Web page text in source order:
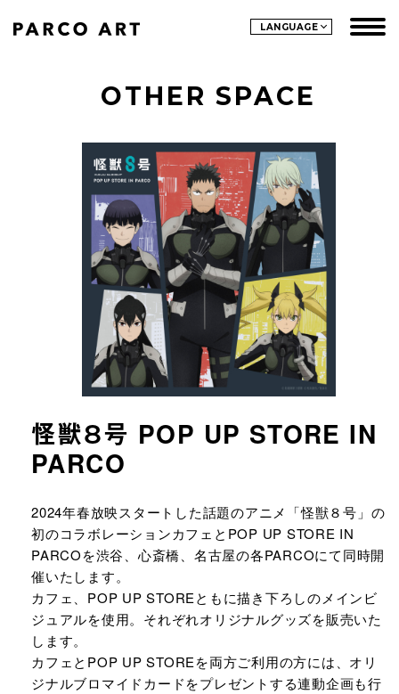
LANGUAGE
OTHER SPACE
怪獣８号 POP UP STORE IN
PARCO
URLをコピーする
2024年春放映スタートした話題のアニメ「怪獣８号」の
初のコラボレーションカフェとPOP UP STORE IN
PARCOを渋谷、心斎橋、名古屋の各PARCOにて同時開
催いたします。
カフェ、POP UP STOREともに描き下ろしのメインビ
ジュアルを使用。それぞれオリジナルグッズを販売いた
します。
カフェとPOP UP STOREを両方ご利用の方には、オリ
ジナルブロマイドカードをプレゼントする連動企画も行